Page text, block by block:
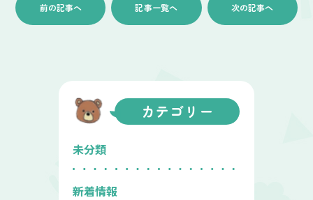
前の記事へ 記事一覧へ 次の記事へ
カテゴリー
未分類
新着情報